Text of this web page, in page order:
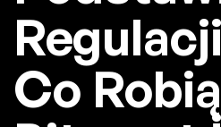
Co Robią